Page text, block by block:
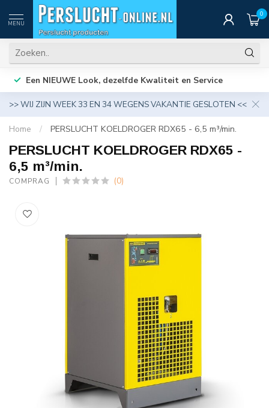
MENU
0
Een NIEUWE Look, dezelfde Kwaliteit en Service
>> WIJ ZIJN WEEK 33 EN 34 WEGENS VAKANTIE GESLOTEN <<
Home / PERSLUCHT KOELDROGER RDX65 - 6,5 m³/min.
PERSLUCHT KOELDROGER RDX65 -
6,5 m³/min.
COMPRAG (0)